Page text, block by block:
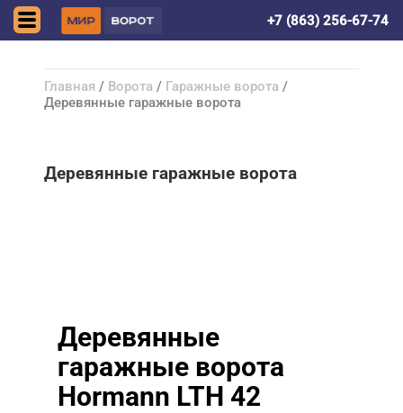
+7 (863) 256-67-74
Главная / Ворота / Гаражные ворота /
Деревянные гаражные ворота
Деревянные гаражные ворота
Деревянные
гаражные ворота
Hormann LTH 42